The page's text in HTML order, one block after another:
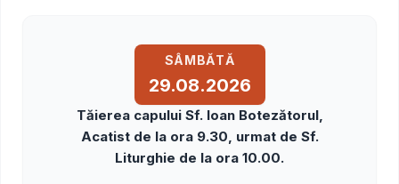
SÂMBĂTĂ
29.08.2026
Tăierea capului Sf. Ioan Botezătorul,
Acatist de la ora 9.30, urmat de Sf.
Liturghie de la ora 10.00.